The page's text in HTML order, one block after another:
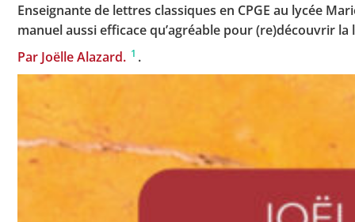
Enseignante de lettres classiques en CPGE au lycée
manuel aussi efficace qu’agréable pour (re)découvrir
Par Joëlle Alazard. 1 .